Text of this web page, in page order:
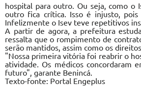
hospital para outro. Ou seja, como o
outro fica crítica. Isso é injusto,
Infelizmente o Isev teve repetitivos
A partir de agora, a prefeitura
ressalta que o rompimento de
serão mantidos, assim como os
"Nossa primeira vitória foi reabrir o
atividade. Os médicos concordaram
futuro", garante Benincá.
Texto-fonte: Portal Engeplus